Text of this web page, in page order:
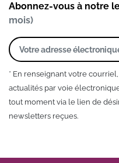
Abonnez-vous à notre
mois)
* En renseignant votre
actualités par voie
tout moment via le lien de
newsletters reçues.